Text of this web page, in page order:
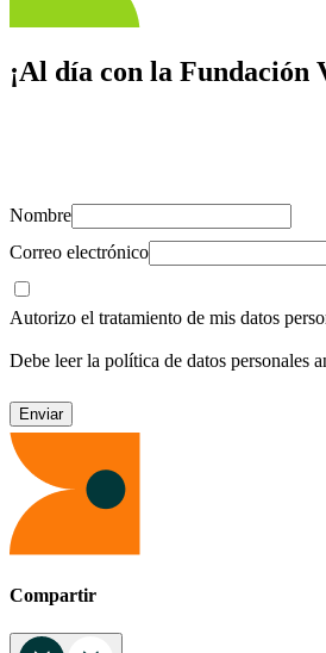
¡Al día con la Fundación
Nombre
Correo electrónico
Autorizo el tratamiento de mis datos
Debe leer la política de datos personales
Compartir